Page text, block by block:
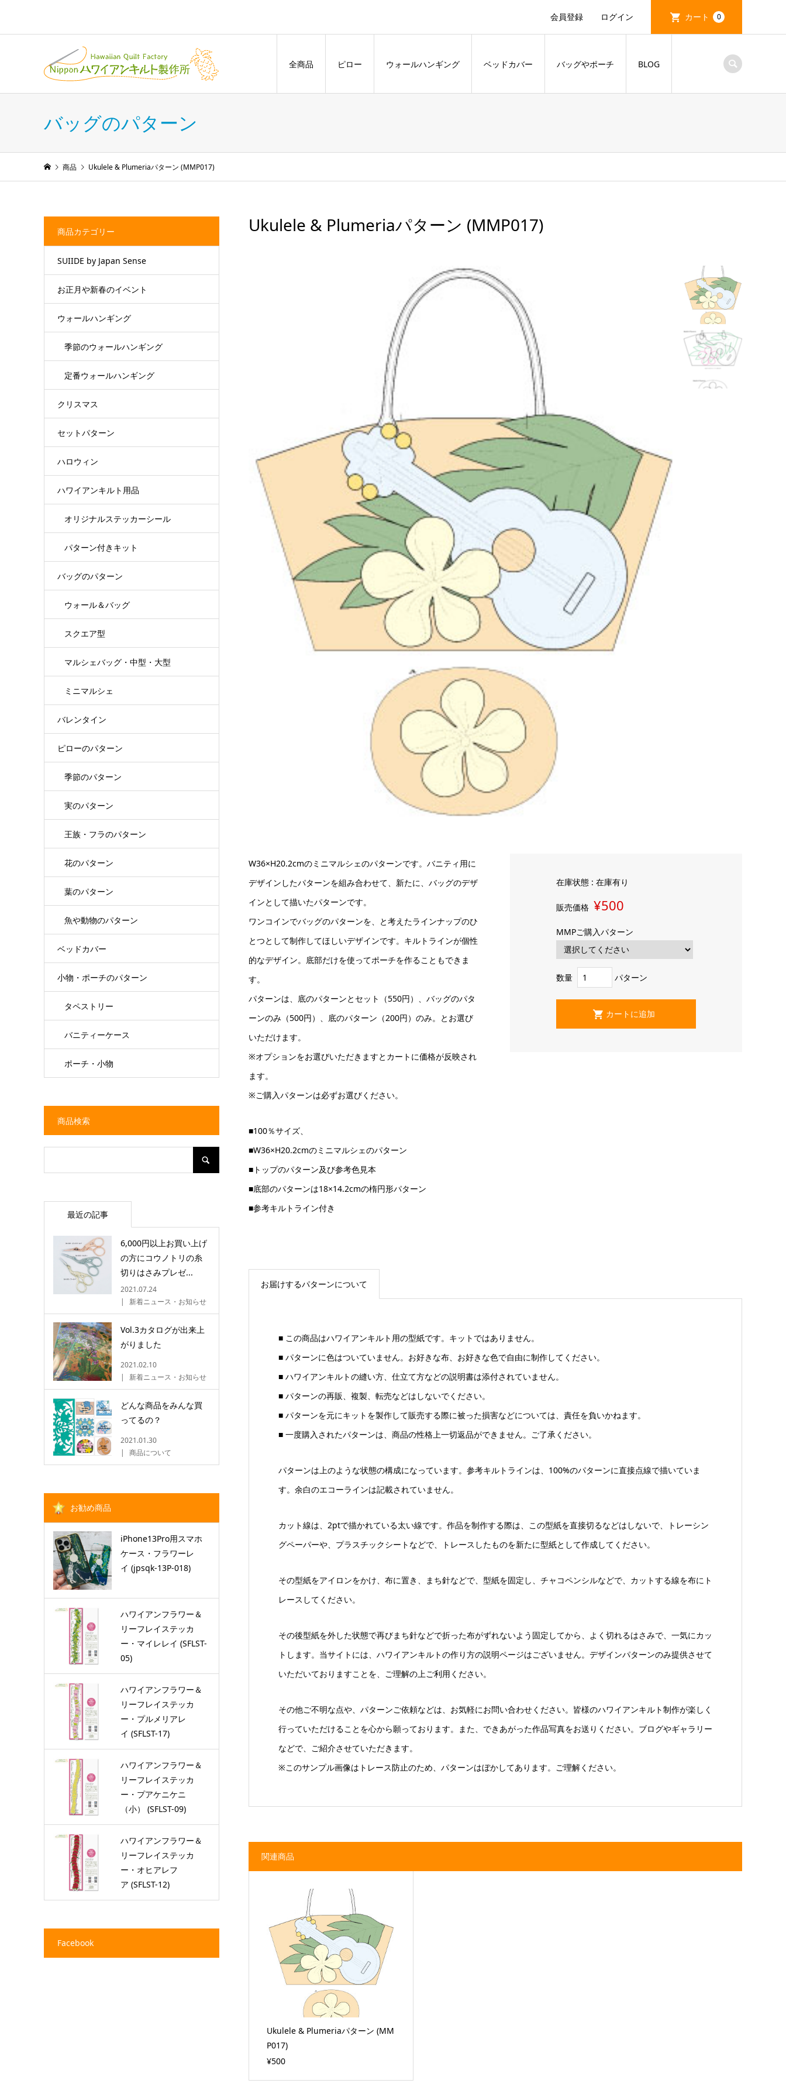
会員登録 ログイン カート 0
全商品 ピロー ウォールハンギング ベッドカバー バッグやポーチ BLOG
バッグのパターン
商品 Ukulele & Plumeriaパターン (MMP017)
Ukulele & Plumeriaパターン (MMP017)
W36×H20.2cmのミニマルシェのパターンです。バニティ用に
デザインしたパターンを組み合わせて、新たに、バッグのデザ
インとして描いたパターンです。
ワンコインでバッグのパターンを、と考えたラインナップのひ
とつとして制作してほしいデザインです。キルトラインが個性
的なデザイン。底部だけを使ってポーチを作ることもできま
す。
パターンは、底のパターンとセット（550円）、バッグのパタ
ーンのみ（500円）、底のパターン（200円）のみ。とお選び
いただけます。
※オプションをお選びいただきますとカートに価格が反映され
ます。
※ご購入パターンは必ずお選びください。
■100％サイズ、
■W36×H20.2cmのミニマルシェのパターン
■トップのパターン及び参考色見本
■底部のパターンは18×14.2cmの楕円形パターン
■参考キルトライン付き
在庫状態 : 在庫有り
販売価格 ¥500
MMPご購入パターン
数量 パターン
お届けするパターンについて
■ この商品はハワイアンキルト用の型紙です。キットではありません。
■ パターンに色はついていません。お好きな布、お好きな色で自由に制作してください。
■ ハワイアンキルトの縫い方、仕立て方などの説明書は添付されていません。
■ パターンの再販、複製、転売などはしないでください。
■ パターンを元にキットを製作して販売する際に被った損害などについては、責任を負いかねます。
■ 一度購入されたパターンは、商品の性格上一切返品ができません。ご了承ください。
パターンは上のような状態の構成になっています。参考キルトラインは、100%のパターンに直接点線で描いていま
す。余白のエコーラインは記載されていません。
カット線は、2ptで描かれている太い線です。作品を制作する際は、この型紙を直接切るなどはしないで、トレーシン
グペーパーや、プラスチックシートなどで、トレースしたものを新たに型紙として作成してください。
その型紙をアイロンをかけ、布に置き、まち針などで、型紙を固定し、チャコペンシルなどで、カットする線を布にト
レースしてください。
その後型紙を外した状態で再びまち針などで折った布がずれないよう固定してから、よく切れるはさみで、一気にカッ
トします。当サイトには、ハワイアンキルトの作り方の説明ページはございません。デザインパターンのみ提供させて
いただいておりますことを、ご理解の上ご利用ください。
その他ご不明な点や、パターンご依頼などは、お気軽にお問い合わせください。皆様のハワイアンキルト制作が楽しく
行っていただけることを心から願っております。また、できあがった作品写真をお送りください。ブログやギャラリー
などで、ご紹介させていただきます。
※このサンプル画像はトレース防止のため、パターンはぼかしてあります。ご理解ください。
関連商品
Ukulele & Plumeriaパターン (MM
P017)
¥500
商品カテゴリー
SUIIDE by Japan Sense
お正月や新春のイベント
ウォールハンギング
季節のウォールハンギング
定番ウォールハンギング
クリスマス
セットパターン
ハロウィン
ハワイアンキルト用品
オリジナルステッカーシール
パターン付きキット
バッグのパターン
ウォール＆バッグ
スクエア型
マルシェバッグ・中型・大型
ミニマルシェ
バレンタイン
ピローのパターン
季節のパターン
実のパターン
王族・フラのパターン
花のパターン
葉のパターン
魚や動物のパターン
ベッドカバー
小物・ポーチのパターン
タペストリー
バニティーケース
ポーチ・小物
商品検索
最近の記事
6,000円以上お買い上げ
の方にコウノトリの糸
切りはさみプレゼ...
2021.07.24
新着ニュース・お知らせ
Vol.3カタログが出来上
がりました
2021.02.10
新着ニュース・お知らせ
どんな商品をみんな買
ってるの？
2021.01.30
商品について
お勧め商品
iPhone13Pro用スマホ
ケース・フラワーレ
イ (jpsqk-13P-018)
ハワイアンフラワー＆
リーフレイステッカ
ー・マイレレイ (SFLST-
05)
ハワイアンフラワー＆
リーフレイステッカ
ー・プルメリアレ
イ (SFLST-17)
ハワイアンフラワー＆
リーフレイステッカ
ー・プアケニケニ
（小） (SFLST-09)
ハワイアンフラワー＆
リーフレイステッカ
ー・オヒアレフ
ア (SFLST-12)
Facebook